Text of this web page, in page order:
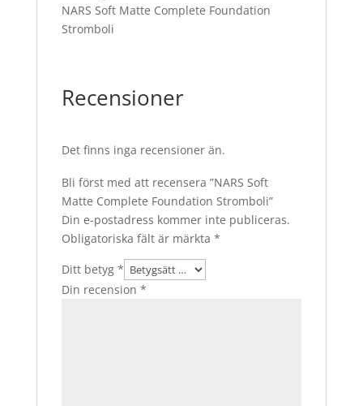
NARS Soft Matte Complete Foundation
Stromboli
Recensioner
Det finns inga recensioner än.
Bli först med att recensera ”NARS Soft
Matte Complete Foundation Stromboli”
Din e-postadress kommer inte publiceras.
Obligatoriska fält är märkta *
Ditt betyg *
Din recension *